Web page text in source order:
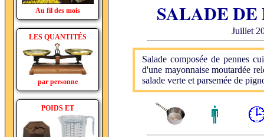
Au fil des mois
LES QUANTITÉS
par personne
POIDS ET
SALADE DE
Juillet
Salade composée de pennes
d'une mayonnaise moutardée
salade verte et parsemée de